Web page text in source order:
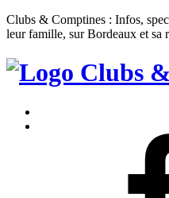
Clubs & Comptines : Infos,
leur famille, sur Bordeaux et sa
Clubs
Comptines